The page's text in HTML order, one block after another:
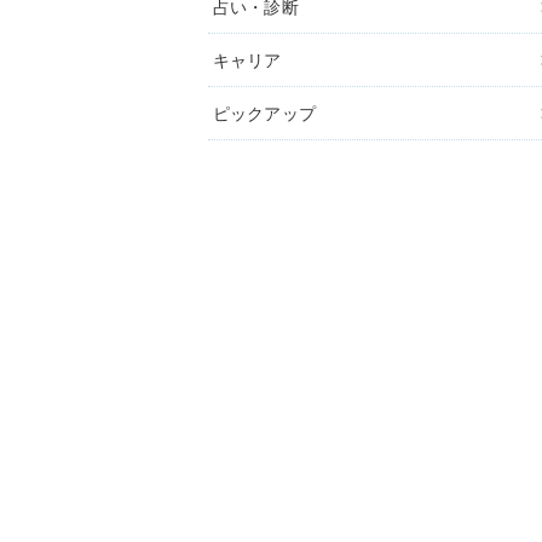
占い・診断
キャリア
ピックアップ